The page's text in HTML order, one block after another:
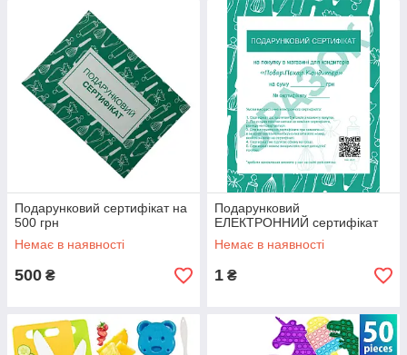
Подарунковий сертифікат на
500 грн
Немає в наявності
500 ₴
Подарунковий
ЕЛЕКТРОННИЙ сертифікат
Немає в наявності
1 ₴